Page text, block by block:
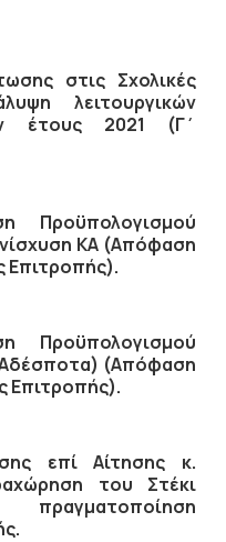
στις Σχολικές
λειτουργικών
έτους 2021 (Γ΄
Προϋπολογισμού
ΚΑ (Απόφαση
Επιτροπής).
Προϋπολογισμού
(Απόφαση
Επιτροπής).
επί Αίτησης κ.
του Στέκι